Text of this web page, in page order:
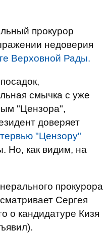
прокурор
недоверия
Верховной Рады.
смычка с уже
"Цензора",
доверяет
"Цензору"
Но, как видим, на
прокурора
Сергея
о кандидатуре Кизя